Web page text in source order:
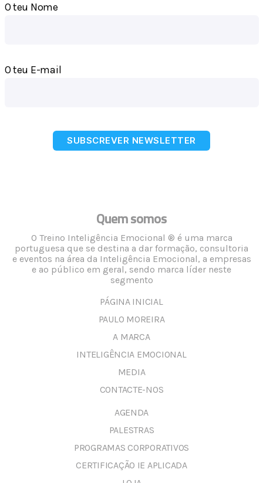
O teu Nome
O teu E-mail
SUBSCREVER NEWSLETTER
Quem somos
O Treino Inteligência Emocional ® é uma marca
portuguesa que se destina a dar formação, consultoria
e eventos na área da Inteligência Emocional, a empresas
e ao público em geral, sendo marca líder neste
segmento
PÁGINA INICIAL
PAULO MOREIRA
A MARCA
INTELIGÊNCIA EMOCIONAL
MEDIA
CONTACTE-NOS
AGENDA
PALESTRAS
PROGRAMAS CORPORATIVOS
CERTIFICAÇÃO IE APLICADA